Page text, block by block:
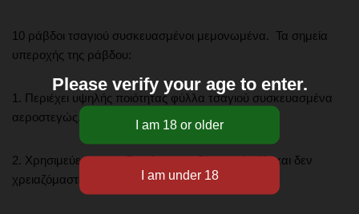
10 ράβδοι τσαγιού συσκευασμένοι μεμονωμένα. Τα σημεία
υπεροχής της ράβδου:
1. Περιέχει υψηλής ποιότητας φύλλα τσαγιού συσκευασμένα
αεροστεγώς.
2. Χρησιμεύει ως αναδευτήρας για ζάχαρη ή μέλι και δεν
χρειαζόμαστε κουτάλι.
Please verify your age to enter.